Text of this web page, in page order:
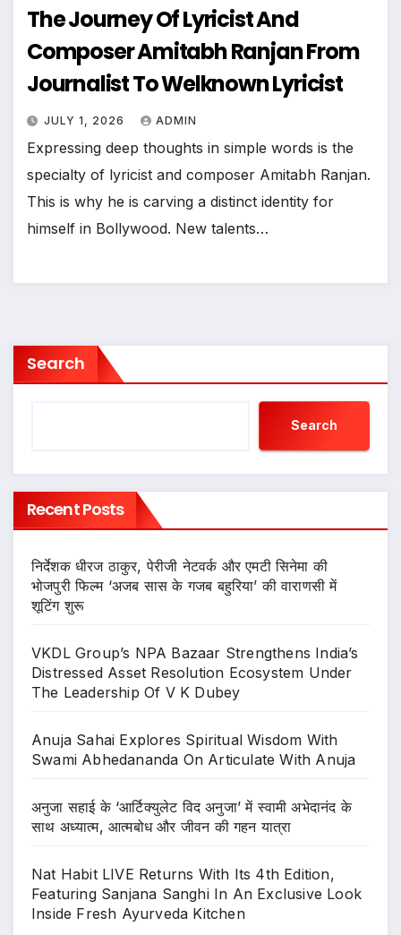
The Journey Of Lyricist And
Composer Amitabh Ranjan From
Journalist To Welknown Lyricist
JULY 1, 2026 ADMIN
Expressing deep thoughts in simple words is the
specialty of lyricist and composer Amitabh Ranjan.
This is why he is carving a distinct identity for
himself in Bollywood. ​New talents…
Search
Search
Recent Posts
निर्देशक धीरज ठाकुर, पेरीजी नेटवर्क और एमटी सिनेमा की
भोजपुरी फिल्म ‘अजब सास के गजब बहुरिया’ की वाराणसी में
शूटिंग शुरू
VKDL Group’s NPA Bazaar Strengthens India’s
Distressed Asset Resolution Ecosystem Under
The Leadership Of V K Dubey
Anuja Sahai Explores Spiritual Wisdom With
Swami Abhedananda On Articulate With Anuja
अनुजा सहाई के ‘आर्टिक्युलेट विद अनुजा’ में स्वामी अभेदानंद के
साथ अध्यात्म, आत्मबोध और जीवन की गहन यात्रा
Nat Habit LIVE Returns With Its 4th Edition,
Featuring Sanjana Sanghi In An Exclusive Look
Inside Fresh Ayurveda Kitchen